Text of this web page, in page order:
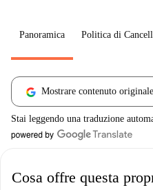
Panoramica Politica di
Mostrare contenuto
Stai leggendo una traduzione
Cosa offre questa